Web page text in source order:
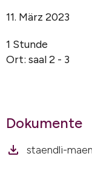
11. März 2023
1 Stunde
Ort: saal 2 - 3
Dokumente
staendli-